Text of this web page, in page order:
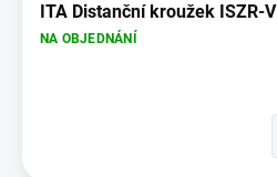
ITA Distanční kroužek ISZR-V
NA OBJEDNÁNÍ